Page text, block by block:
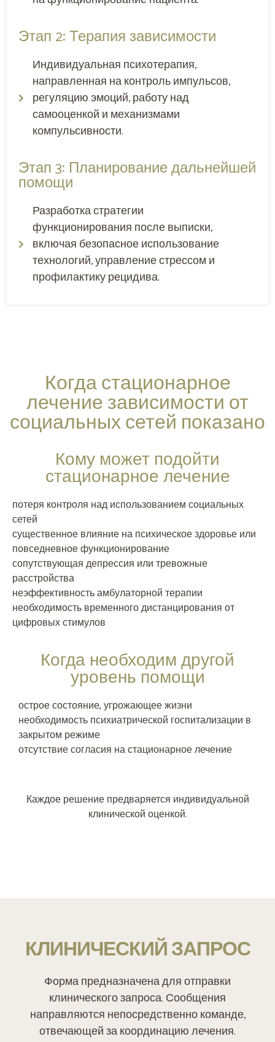
Этап 2: Терапия зависимости
Индивидуальная психотерапия,
направленная на контроль импульсов,
регуляцию эмоций, работу над
самооценкой и механизмами
компульсивности.
Этап 3: Планирование дальнейшей
помощи
Разработка стратегии
функционирования после выписки,
включая безопасное использование
технологий, управление стрессом и
профилактику рецидива.
Когда стационарное
лечение зависимости от
социальных сетей показано
Кому может подойти
стационарное лечение
потеря контроля над использованием социальных
сетей
существенное влияние на психическое здоровье или
повседневное функционирование
сопутствующая депрессия или тревожные
расстройства
неэффективность амбулаторной терапии
необходимость временного дистанцирования от
цифровых стимулов
Когда необходим другой
уровень помощи
острое состояние, угрожающее жизни
необходимость психиатрической госпитализации в
закрытом режиме
отсутствие согласия на стационарное лечение
Каждое решение предваряется индивидуальной
клинической оценкой.
КЛИНИЧЕСКИЙ ЗАПРОС
Форма предназначена для отправки
клинического запроса. Сообщения
направляются непосредственно команде,
отвечающей за координацию лечения.